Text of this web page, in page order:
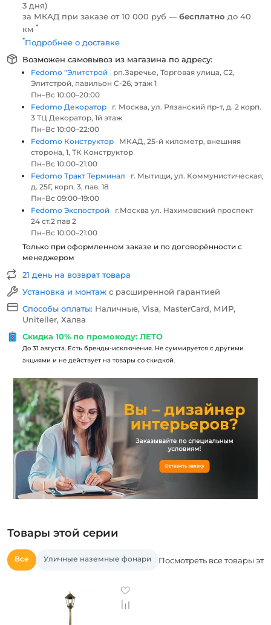
3 дня)
за МКАД при заказе от 10 000 руб — бесплатно до 40
км *
*Подробнее о доставке
Возможен самовывоз из магазина по адресу:
Fedomo "Элитстрой
рп.Заречье, Торговая улица, С2,
Элитстрой, павильон С-26, этаж 1
Пн–Вс 10:00–20:00
Fedomo Декоратор
г. Москва, ул. Рязанский пр-т, д. 2 корп.
3 ТЦ Декоратор, 1й этаж
Пн–Вс 10:00–22:00
Fedomo Конструктор
МКАД, 25-й километр, внешняя
сторона, 1, ТК Конструктор
Пн–Вс 10:00–21:00
Fedomo Тракт Терминал
г. Мытищи, ул. Коммунистическая,
д. 25Г, корп. 3, пав. 18
Пн–Вс 09:00–19:00
Fedomo Экспострой
г.Москва ул. Нахимовский проспект
24 ст.2 пав 2
Пн–Вс 10:00–21:00
Только при оформленном заказе и по договорённости с
менеджером
21 день на возврат товара
Установка и монтаж с расширенной гарантией
Способы оплаты: Наличные, Visa, MasterCard, МИР,
Uniteller, Халва
Скидка 10% по промокоду: ЛЕТО
До 31 августа. Есть бренды-исключения. Не суммируется с другими
акциями и не действует на товары со скидкой.
Товары этой серии
Все Уличные наземные фонари Посмотреть все товары